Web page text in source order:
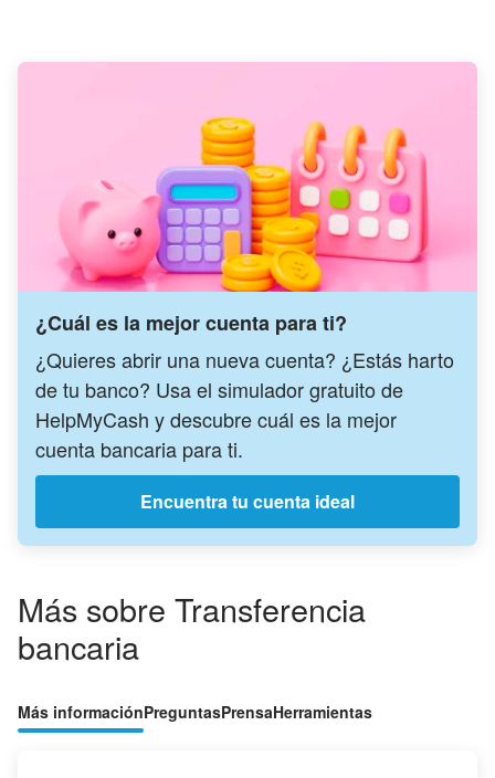
¿Cuál es la mejor cuenta para ti?
¿Quieres abrir una nueva cuenta? ¿Estás harto
de tu banco? Usa el simulador gratuito de
HelpMyCash y descubre cuál es la mejor
cuenta bancaria para ti.
Encuentra tu cuenta ideal
Más sobre Transferencia
bancaria
Más informaciónPreguntasPrensaHerramientas